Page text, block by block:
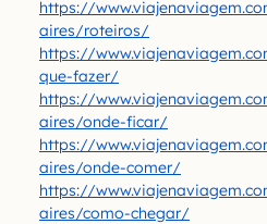
https://
aires/roteiros/
https://
que-fazer/
https://
aires/onde-ficar/
https://
aires/onde-comer/
https://
aires/como-chegar/